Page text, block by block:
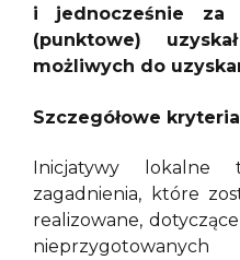
i jednocześnie za
(punktowe)
możliwych do
Szczegółowe
Inicjatywy lokalne
zagadnienia, które
realizowane,